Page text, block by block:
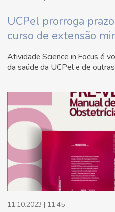
UCPel prorroga
curso de extensão
Atividade Science in Focus é
da saúde da UCPel e de
11.10.2023 | 11:45